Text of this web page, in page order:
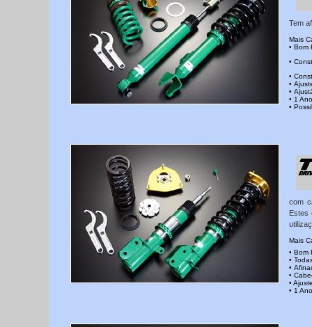
Tem
Mais
• Bom
•
•
•
•
• 1
•
com
Estes
Mais
• Bom
•
•
•
•
• 1